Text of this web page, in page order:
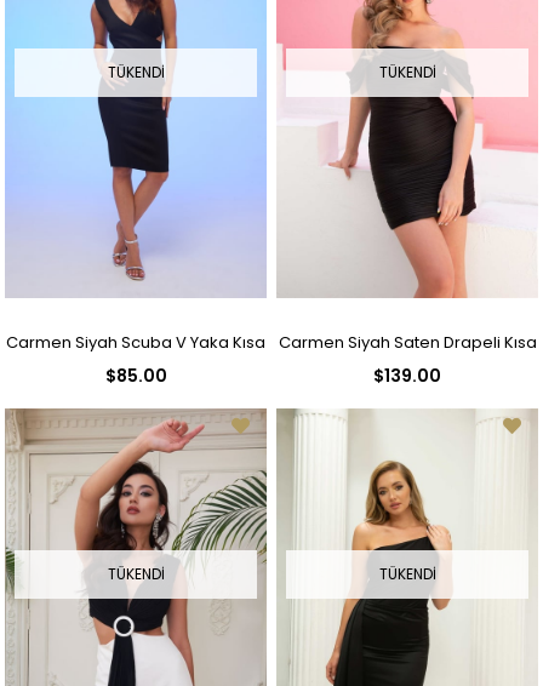
TÜKENDI
Carmen Siyah Scuba V Yaka Kısa
$85.00
TÜKENDI
Carmen Siyah Saten Drapeli Kısa
$139.00
TÜKENDI TÜKENDI